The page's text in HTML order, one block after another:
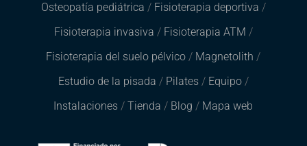
Osteopatía pediátrica / Fisioterapia deportiva /
Fisioterapia invasiva / Fisioterapia ATM /
Fisioterapia del suelo pélvico / Magnetolith /
Estudio de la pisada / Pilates/ Equipo/
Instalaciones /Tienda / Blog / Mapa web